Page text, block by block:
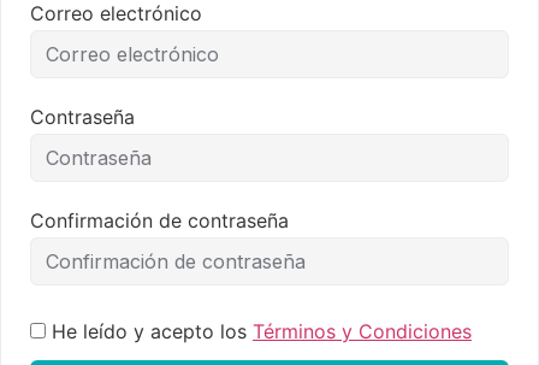
Correo electrónico
Contraseña
Confirmación de contraseña
He leído y acepto los Términos y Condiciones